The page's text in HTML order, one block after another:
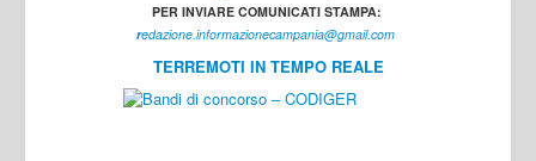
PER INVIARE COMUNICATI STAMPA:
redazione.informazionecampania@gmail.com
TERREMOTI IN TEMPO REALE